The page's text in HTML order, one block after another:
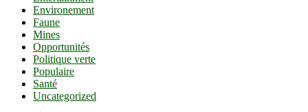
Environement
Faune
Mines
Opportunités
Politique verte
Populaire
Santé
Uncategorized